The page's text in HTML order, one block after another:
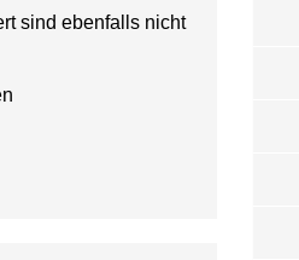
sind ebenfalls nicht